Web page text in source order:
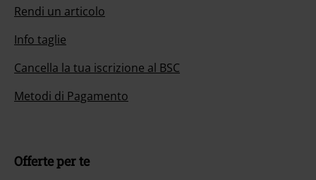
Rendi un articolo
Info taglie
Cancella la tua iscrizione al BSC
Metodi di Pagamento
Offerte per te